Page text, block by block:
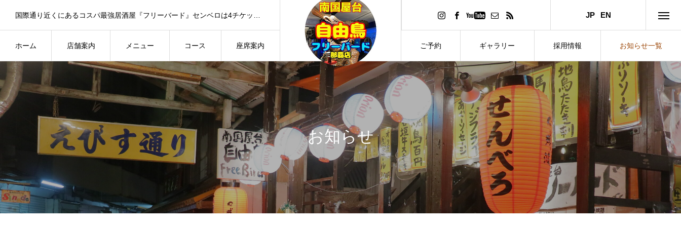
ホーム 店舗案内 メニュー コース 座席案内 ご予約 ギャラリー 採用情報 お知らせ一覧
JP EN
お知らせ